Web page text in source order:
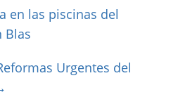
en las piscinas del
Blas
Urgentes del